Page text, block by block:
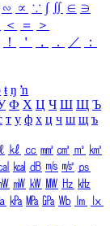
∽ ∝ ∵ ∫ ∬ ∈ ∋
＜ ＝
＞
！ ＇ ， ． ／
：
ŧ ŋ ŉ
Ф Х Ц Ч Ш Щ Ъ
т у ф х ц ч ш щ ъ
ℓ ㎘ ㏄ ㎣ ㎤ ㎥ ㎦
㎉ ㏈ ㎧ ㎨ ㎰
㎽ ㎾ ㎿ ㎐ ㎑
㎪ ㎫ ㎬ ㏝ ㏐
㏓